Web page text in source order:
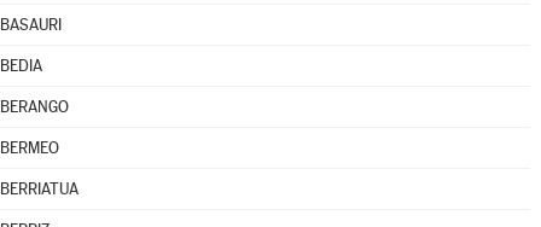
BASAURI
BEDIA
BERANGO
BERMEO
BERRIATUA